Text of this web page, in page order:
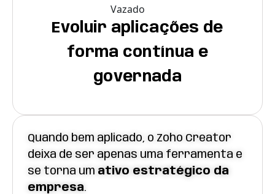
Evoluir aplicações de
forma contínua e
governada
Quando bem aplicado, o Zoho Creator
deixa de ser apenas uma ferramenta e
se torna um ativo estratégico da
empresa.